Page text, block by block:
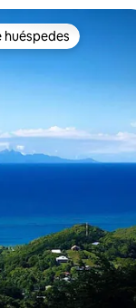
Favorito entre
huéspedes